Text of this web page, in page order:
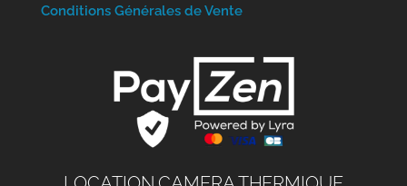
Conditions Générales de Vente